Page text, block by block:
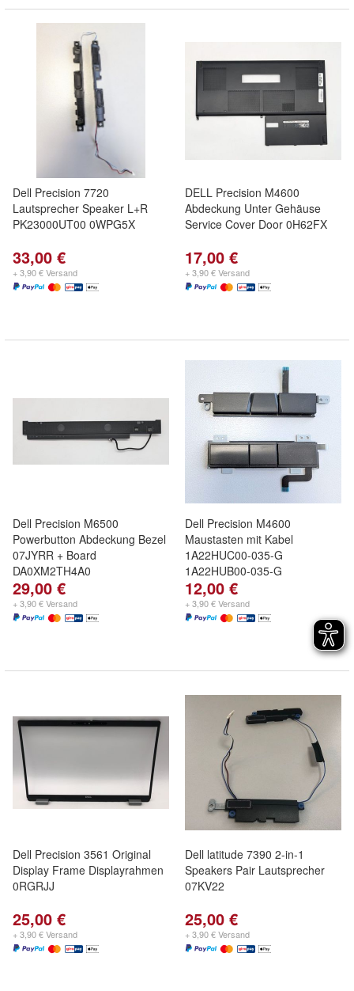
Dell Precision 7720
Lautsprecher Speaker L+R
PK23000UT00 0WPG5X
33,00 €
+ 3,90 € Versand
DELL Precision M4600
Abdeckung Unter Gehäuse
Service Cover Door 0H62FX
17,00 €
+ 3,90 € Versand
Dell Precision M6500
Powerbutton Abdeckung Bezel
07JYRR + Board
DA0XM2TH4A0
29,00 €
+ 3,90 € Versand
Dell Precision M4600
Maustasten mit Kabel
1A22HUC00-035-G
1A22HUB00-035-G
12,00 €
+ 3,90 € Versand
Dell Precision 3561 Original
Display Frame Displayrahmen
0RGRJJ
25,00 €
+ 3,90 € Versand
Dell latitude 7390 2-in-1
Speakers Pair Lautsprecher
07KV22
25,00 €
+ 3,90 € Versand